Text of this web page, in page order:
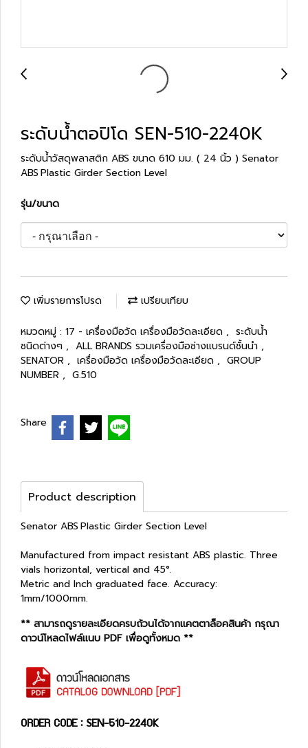
ระดับน้ำตอปิโด SEN-510-2240K
ระดับน้ำวัสดุพลาสติก ABS ขนาด 610 มม. ( 24 นิ้ว ) Senator
ABS Plastic Girder Section Level
รุ่น/ขนาด
เพิ่มรายการโปรด เปรียบเทียบ
หมวดหมู่ : 17 - เครื่องมือวัด เครื่องมือวัดละเอียด , ระดับน้ำ
ชนิดต่างๆ , ALL BRANDS รวมเครื่องมือช่างแบรนด์ชั้นนำ ,
SENATOR , เครื่องมือวัด เครื่องมือวัดละเอียด , GROUP
NUMBER , G.510
Share
Product description
Senator ABS Plastic Girder Section Level
Manufactured from impact resistant ABS plastic. Three
vials horizontal, vertical and 45°.
Metric and Inch graduated face. Accuracy:
1mm/1000mm.
** สามารถดูรายละเอียดครบถ้วนได้จากแคตตาล็อคสินค้า กรุณา
ดาวน์โหลดไฟล์แนบ PDF เพื่อดูทั้งหมด **
ORDER CODE : SEN-510-2240K